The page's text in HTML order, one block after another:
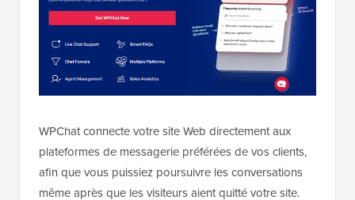
WPChat connecte votre site Web directement aux
plateformes de messagerie préférées de vos clients,
afin que vous puissiez poursuivre les conversations
même après que les visiteurs aient quitté votre site.